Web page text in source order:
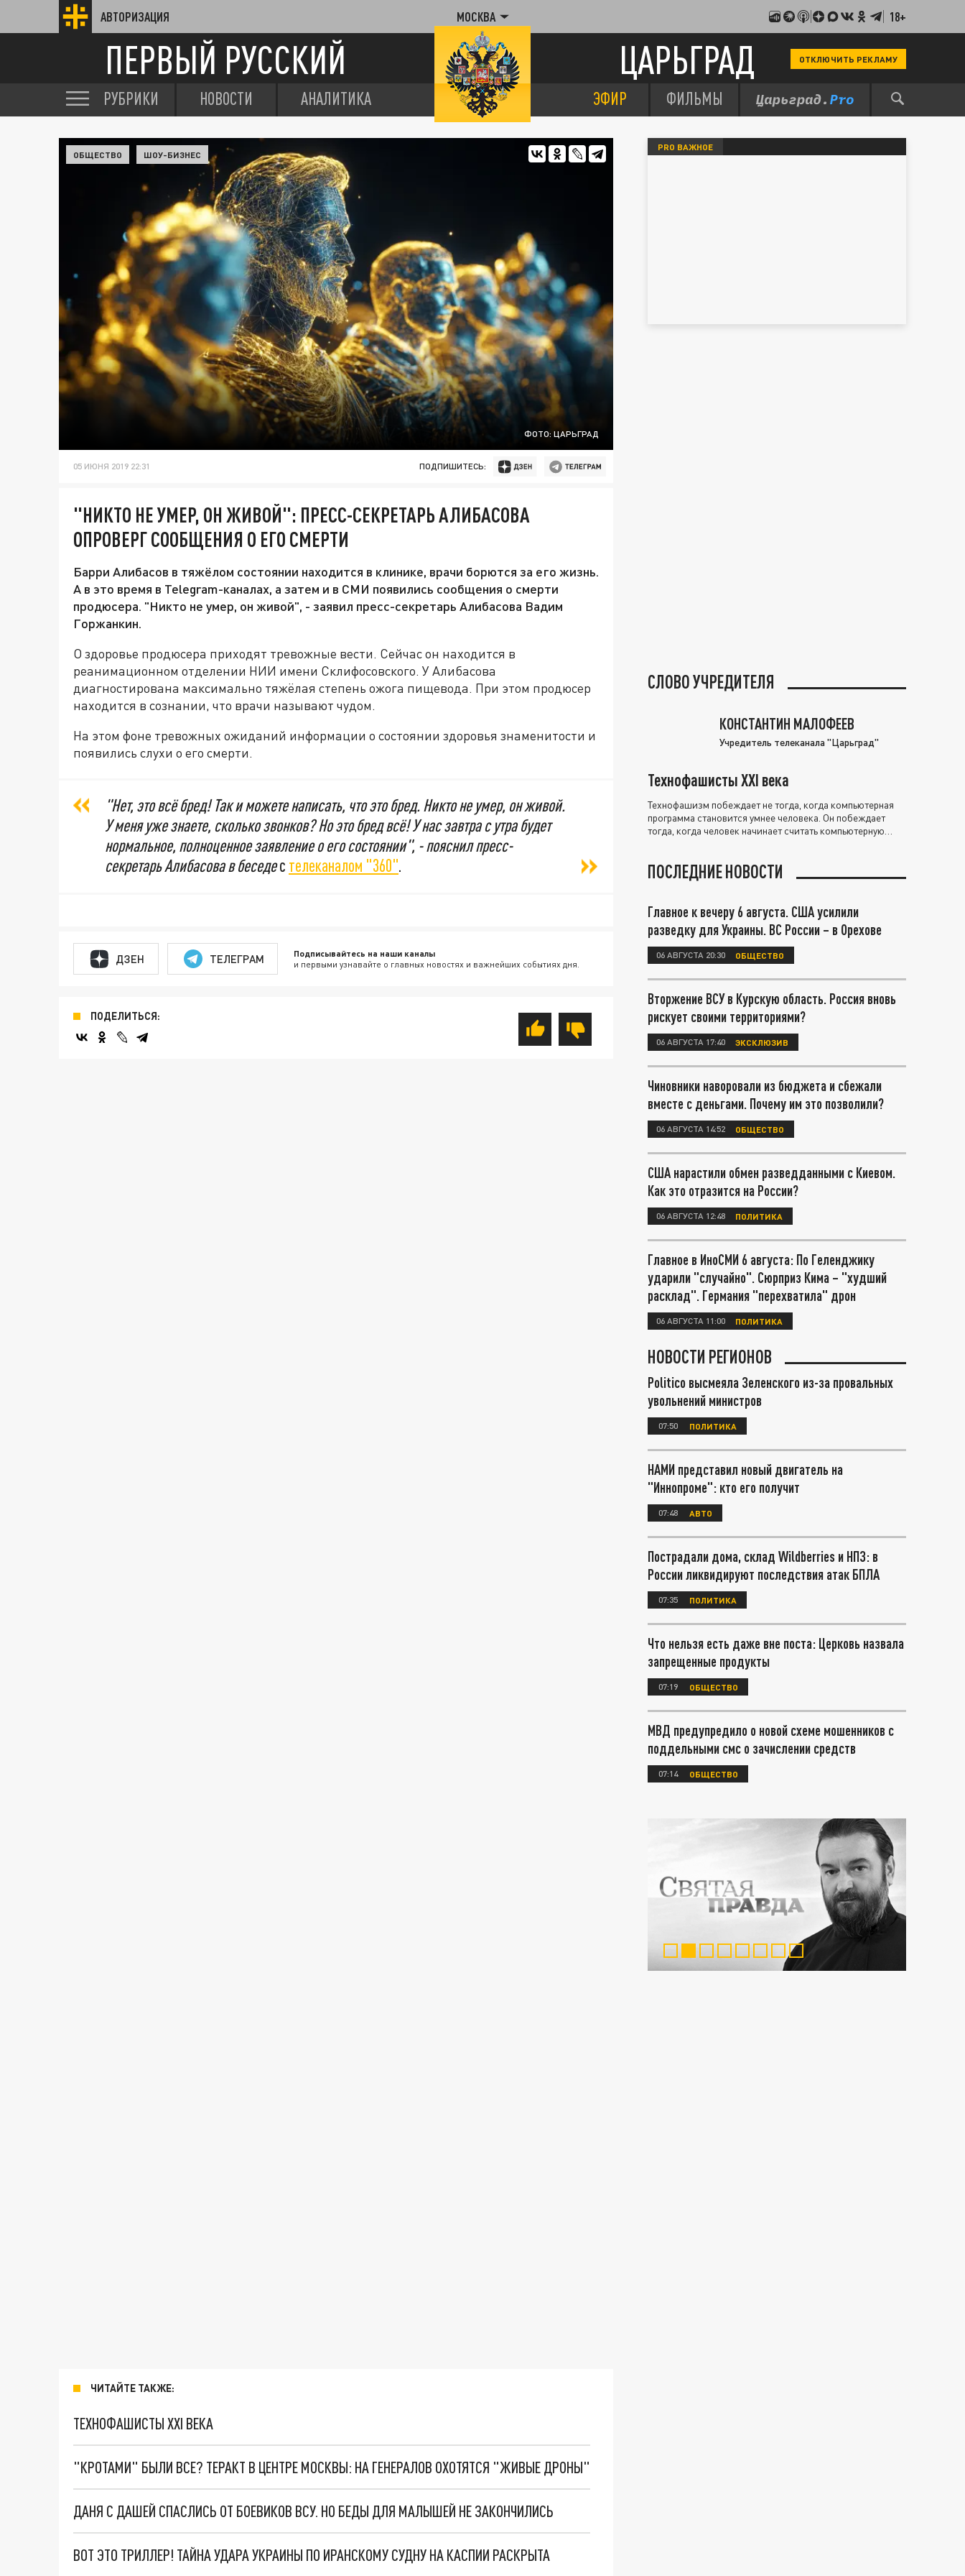
АВТОРИЗАЦИЯ МОСКВА 18+
ПЕРВЫЙ РУССКИЙ ЦАРЬГРАД ОТКЛЮЧИТЬ РЕКЛАМУ
РУБРИКИ НОВОСТИ АНАЛИТИКА ЭФИР ФИЛЬМЫ
ФОТО: ЦАРЬГРАД
ОБЩЕСТВО ШОУ-БИЗНЕС
05 ИЮНЯ 2019 22:31 ПОДПИШИТЕСЬ:
"НИКТО НЕ УМЕР, ОН ЖИВОЙ": ПРЕСС-СЕКРЕТАРЬ АЛИБАСОВА
ОПРОВЕРГ СООБЩЕНИЯ О ЕГО СМЕРТИ
Барри Алибасов в тяжёлом состоянии находится в клинике, врачи борются за его жизнь.
А в это время в Telegram-каналах, а затем и в СМИ появились сообщения о смерти
продюсера. "Никто не умер, он живой", - заявил пресс-секретарь Алибасова Вадим
Горжанкин.
О здоровье продюсера приходят тревожные вести. Сейчас он находится в
реанимационном отделении НИИ имени Склифосовского. У Алибасова
диагностирована максимально тяжёлая степень ожога пищевода. При этом продюсер
находится в сознании, что врачи называют чудом.
На этом фоне тревожных ожиданий информации о состоянии здоровья знаменитости и
появились слухи о его смерти.
"Нет, это всё бред! Так и можете написать, что это бред. Никто не умер, он живой.
У меня уже знаете, сколько звонков? Но это бред всё! У нас завтра с утра будет
нормальное, полноценное заявление о его состоянии", - пояснил пресс-
секретарь Алибасова в беседес телеканалом "360".
ДЗЕН ТЕЛЕГРАМ Подписывайтесь на наши каналы
и первыми узнавайте о главных новостях и важнейших событиях дня.
ПОДЕЛИТЬСЯ:
ЧИТАЙТЕ ТАКЖЕ:
ТЕХНОФАШИСТЫ XXI ВЕКА
"КРОТАМИ" БЫЛИ ВСЕ? ТЕРАКТ В ЦЕНТРЕ МОСКВЫ: НА ГЕНЕРАЛОВ ОХОТЯТСЯ "ЖИВЫЕ ДРОНЫ"
ДАНЯ С ДАШЕЙ СПАСЛИСЬ ОТ БОЕВИКОВ ВСУ. НО БЕДЫ ДЛЯ МАЛЫШЕЙ НЕ ЗАКОНЧИЛИСЬ
ВОТ ЭТО ТРИЛЛЕР! ТАЙНА УДАРА УКРАИНЫ ПО ИРАНСКОМУ СУДНУ НА КАСПИИ РАСКРЫТА
PRO ВАЖНОЕ
СЛОВО УЧРЕДИТЕЛЯ
КОНСТАНТИН МАЛОФЕЕВ
Учредитель телеканала "Царьград"
Технофашисты XXI века
Технофашизм побеждает не тогда, когда компьютерная
программа становится умнее человека. Он побеждает
тогда, когда человек начинает считать компьютерную
ПОСЛЕДНИЕ НОВОСТИ
Главное к вечеру 6 августа. США усилили
разведку для Украины. ВС России – в Орехове
06 АВГУСТА 20:30 ОБЩЕСТВО
Вторжение ВСУ в Курскую область. Россия вновь
рискует своими территориями?
06 АВГУСТА 17:40 ЭКСКЛЮЗИВ
Чиновники наворовали из бюджета и сбежали
вместе с деньгами. Почему им это позволили?
06 АВГУСТА 14:52 ОБЩЕСТВО
США нарастили обмен разведданными с Киевом.
Как это отразится на России?
06 АВГУСТА 12:48 ПОЛИТИКА
Главное в ИноСМИ 6 августа: По Геленджику
ударили "случайно". Сюрприз Кима – "худший
расклад". Германия "перехватила" дрон
06 АВГУСТА 11:00 ПОЛИТИКА
НОВОСТИ РЕГИОНОВ
Politico высмеяла Зеленского из-за провальных
увольнений министров
07:50 ПОЛИТИКА
НАМИ представил новый двигатель на
"Иннопроме": кто его получит
07:48 АВТО
Пострадали дома, склад Wildberries и НПЗ: в
России ликвидируют последствия атак БПЛА
07:35 ПОЛИТИКА
Что нельзя есть даже вне поста: Церковь назвала
запрещенные продукты
07:19 ОБЩЕСТВО
МВД предупредило о новой схеме мошенников с
поддельными смс о зачислении средств
07:14 ОБЩЕСТВО